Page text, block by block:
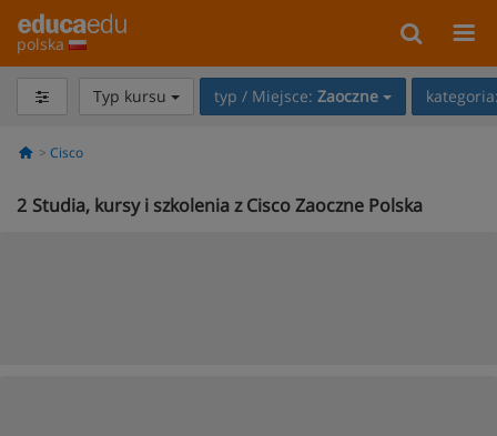
polska
Typ kursu typ / Miejsce: Zaoczne
Cisco
2 Studia, kursy i szkolenia z Cisco Zaoczne Polska